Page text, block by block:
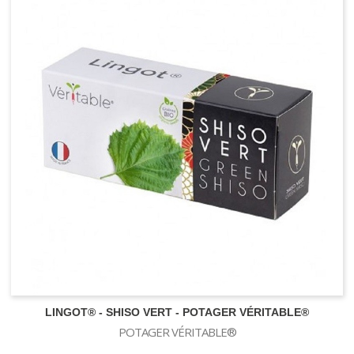
SUBSTRATS
LINGOT® - SHISO VERT - POTAGER VÉRITABLE®
POTAGER VÉRITABLE®